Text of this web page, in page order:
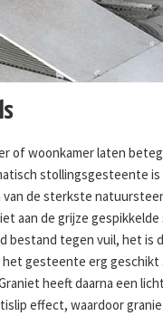
of woonkamer laten
stollingsgesteente is
van de sterkste
aan de grijze
bestand tegen vuil, het is
gesteente erg geschikt
heeft daarna een
effect, waardoor